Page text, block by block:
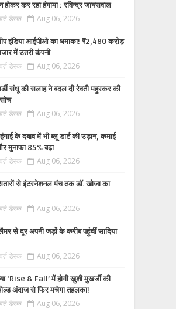
होकर कर रहा हंगामा : रविन्द्र जायसवाल
डेस्क Aug 06, 2026
इंडिया आईपीओ का धमाका! ₹2,480 करोड़
में उतरी कंपनी
डेस्क Aug 06, 2026
संधू की सलाह ने बदल दी रेवती महुरकर की
डेस्क Aug 06, 2026
के दबाव में भी ब्लू डार्ट की उड़ान, कमाई
मुनाफा 85% बढ़ा
डेस्क Aug 06, 2026
से इंटरनेशनल मंच तक डॉ. खोजा का
डेस्क Aug 06, 2026
से दूर अपनी जड़ों के करीब पहुंचीं सादिया
डेस्क Aug 06, 2026
‘Rise & Fall’ में होगी खुशी मुखर्जी की
अंदाज से फिर मचेगा तहलका!
डेस्क Aug 06, 2026